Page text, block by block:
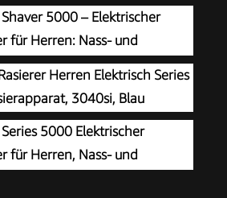
5000 – Elektrischer
für Herren: Nass- und
in Metallic-Blau mit
& weicher Transporttasche
Herren Elektrisch Series
3040si, Blau
5000 Elektrischer
für Herren, Nass- und